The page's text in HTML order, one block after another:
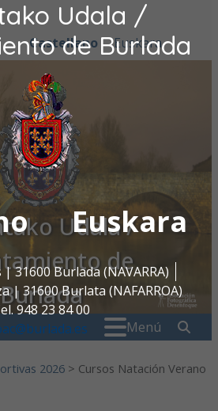
Udala /
de Burlada
Euskara
| 31600 Burlada (NAVARRA)
| 31600 Burlata (NAFARROA)
948 23 84 00
Castellano Euskara
Udala /
de
Burlada
Menú
2026 > Cursos Natación Verano